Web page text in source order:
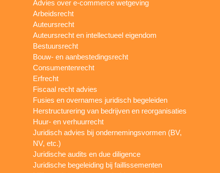
Advies over e-commerce wetgeving
Arbeidsrecht
Auteursrecht
Auteursrecht en intellectueel eigendom
Bestuursrecht
Bouw- en aanbestedingsrecht
Consumentenrecht
Erfrecht
Fiscaal recht advies
Fusies en overnames juridisch begeleiden
Herstructurering van bedrijven en reorganisaties
Huur- en verhuurrecht
Juridisch advies bij ondernemingsvormen (BV,
NV, etc.)
Juridische audits en due diligence
Juridische begeleiding bij faillissementen